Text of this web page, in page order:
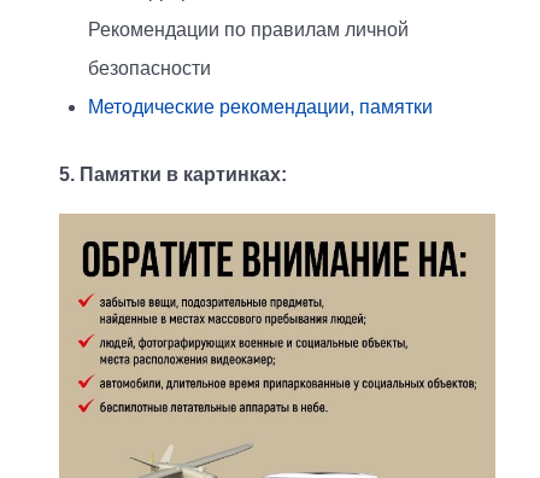
Рекомендации по правилам личной
безопасности
Методические рекомендации, памятки
5. Памятки в картинках: